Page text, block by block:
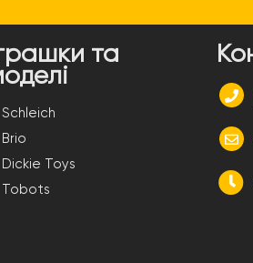
та
Schleich
Brio
Dickie Toys
Tobots